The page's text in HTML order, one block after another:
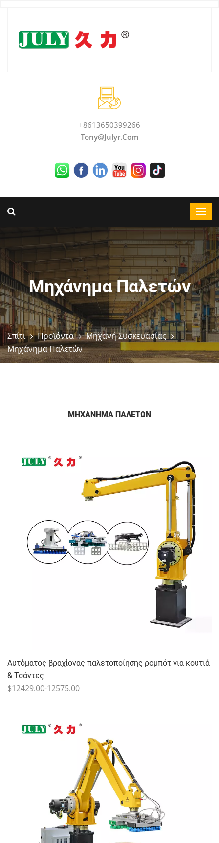
+8613650399266
Tony@julyr.com
Μηχάνημα Παλετών
Σπίτι Προϊόντα
Μηχανή Συσκευασίας
Μηχάνημα Παλετών
ΜΗΧΆΝΗΜΑ ΠΑΛΕΤΏΝ
Αυτόματος βραχίονας παλετοποίησης ρομπότ για κουτιά
& Τσάντες
$12429.00-12575.00